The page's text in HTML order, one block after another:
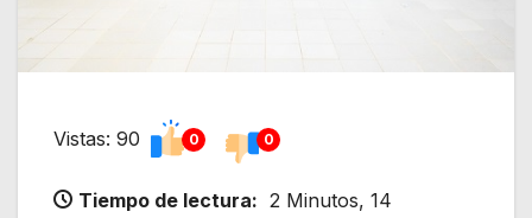
Vistas: 90 0 0
Tiempo de lectura: 2 Minutos, 14